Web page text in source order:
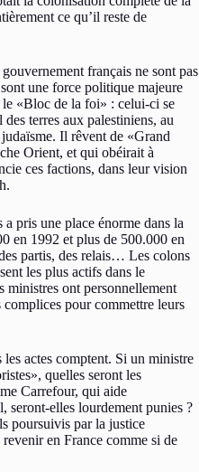
ce qu’il reste de
français ne sont pas
une force politique majeure
«Bloc de la foi» : celui-ci se
terres aux palestiniens, au
Il rêvent de «Grand
Orient, et qui obéirait à
ces factions, dans leur vision
pris une place énorme dans la
en 1992 et plus de 500.000 en
partis, des relais… Les colons
les plus actifs dans le
ministres ont personnellement
pour commettre leurs
actes comptent. Si un ministre
quelles seront les
Carrefour, qui aide
seront-elles lourdement punies ?
poursuivis par la justice
en France comme si de